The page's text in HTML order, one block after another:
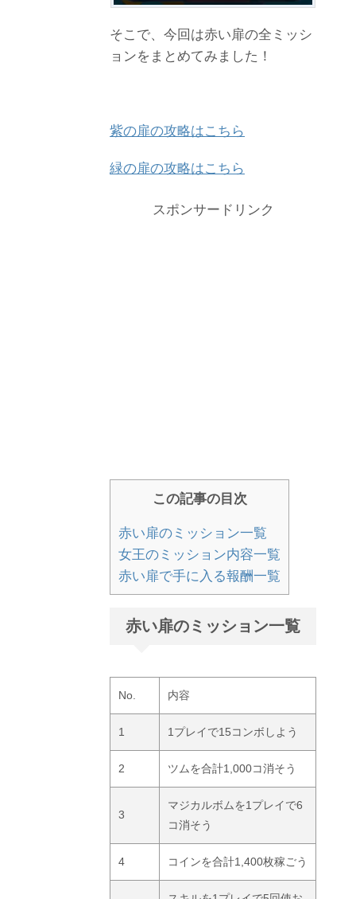
そこで、今回は赤い扉の全ミッシ
ョンをまとめてみました！
紫の扉の攻略はこちら
緑の扉の攻略はこちら
スポンサードリンク
この記事の目次
赤い扉のミッション一覧
女王のミッション内容一覧
赤い扉で手に入る報酬一覧
赤い扉のミッション一覧
No. 内容
1 1プレイで15コンボしよう
2 ツムを合計1,000コ消そう
3
マジカルボムを1プレイで6
コ消そう
4 コインを合計1,400枚稼ごう